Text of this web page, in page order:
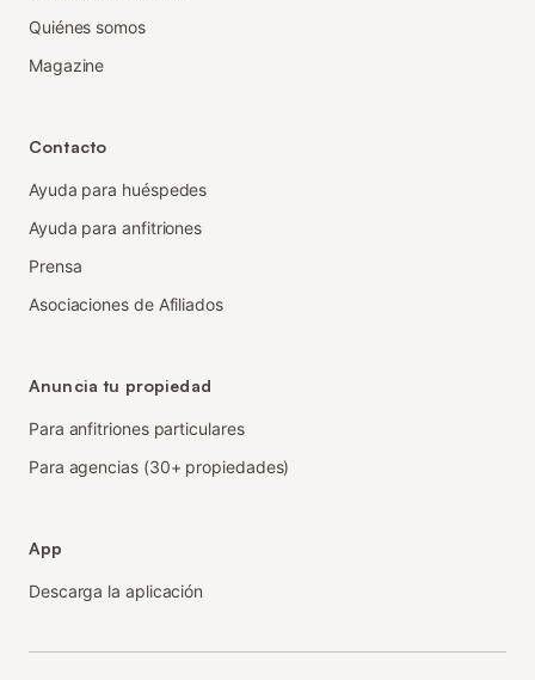
Quiénes somos
Magazine
Contacto
Ayuda para huéspedes
Ayuda para anfitriones
Prensa
Asociaciones de Afiliados
Anuncia tu propiedad
Para anfitriones particulares
Para agencias (30+ propiedades)
App
Descarga la aplicación